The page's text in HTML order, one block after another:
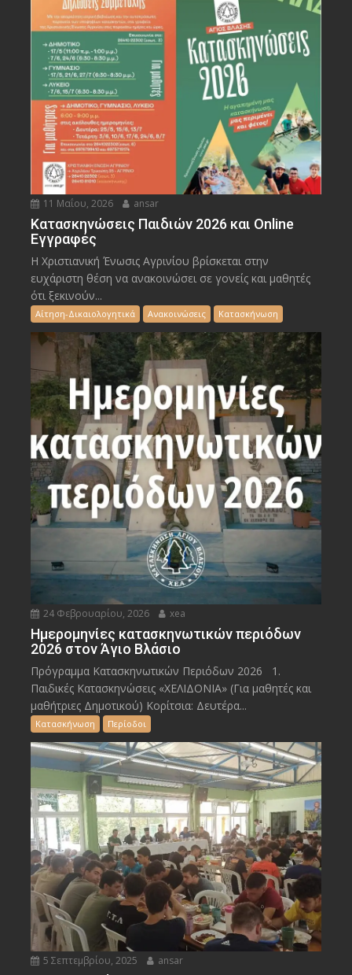
11 Μαΐου, 2026 ansar
Κατασκηνώσεις Παιδιών 2026 και Online
Εγγραφές
Η Χριστιανική Ένωσις Αγρινίου βρίσκεται στην
ευχάριστη θέση να ανακοινώσει σε γονείς και μαθητές
ότι ξεκινούν...
Αίτηση-Δικαιολογητικά Ανακοινώσεις Κατασκήνωση
24 Φεβρουαρίου, 2026 xea
Ημερομηνίες κατασκηνωτικών περιόδων
2026 στον Άγιο Βλάσιο
Πρόγραμμα Κατασκηνωτικών Περιόδων 2026 1.
Παιδικές Κατασκηνώσεις «ΧΕΛΙΔΟΝΙΑ» (Για μαθητές και
μαθήτριες Δημοτικού) Κορίτσια: Δευτέρα...
Κατασκήνωση Περίοδοι
5 Σεπτεμβρίου, 2025 ansar